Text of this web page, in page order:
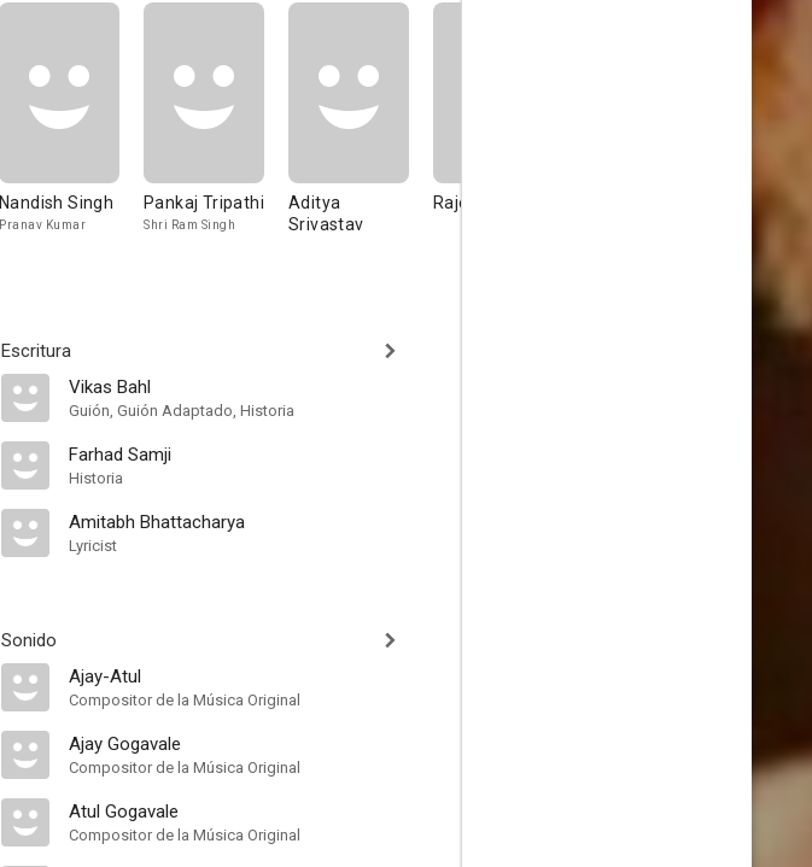
Nandish Singh
Pranav Kumar
Pankaj Tripathi
Shri Ram Singh
Aditya
Srivastav
Rajesh Sharma
Escritura
Vikas Bahl
Guión, Guión Adaptado, Historia
Farhad Samji
Historia
Amitabh Bhattacharya
Lyricist
Sonido
Ajay-Atul
Compositor de la Música Original
Ajay Gogavale
Compositor de la Música Original
Atul Gogavale
Compositor de la Música Original